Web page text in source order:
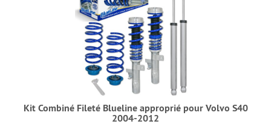
Kit Combiné Fileté Blueline approprié pour Volvo S40
2004-2012